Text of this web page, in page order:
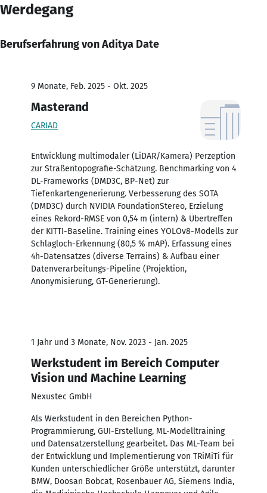
Werdegang
Berufserfahrung von Aditya Date
9 Monate, Feb. 2025 - Okt. 2025
Masterand
CARIAD
Entwicklung multimodaler (LiDAR/Kamera) Perzeption
zur Straßentopografie-Schätzung. Benchmarking von 4
DL-Frameworks (DMD3C, BP-Net) zur
Tiefenkartengenerierung. Verbesserung des SOTA
(DMD3C) durch NVIDIA FoundationStereo, Erzielung
eines Rekord-RMSE von 0,54 m (intern) & Übertreffen
der KITTI-Baseline. Training eines YOLOv8-Modells zur
Schlagloch-Erkennung (80,5 % mAP). Erfassung eines
4h-Datensatzes (diverse Terrains) & Aufbau einer
Datenverarbeitungs-Pipeline (Projektion,
Anonymisierung, GT-Generierung).
1 Jahr und 3 Monate, Nov. 2023 - Jan. 2025
Werkstudent im Bereich Computer
Vision und Machine Learning
Nexustec GmbH
Als Werkstudent in den Bereichen Python-
Programmierung, GUI-Erstellung, ML-Modelltraining
und Datensatz­erstellung gearbeitet. Das ML-Team bei
der Entwicklung und Implementierung von TRiMiTi für
Kunden unterschiedlicher Größe unterstützt, darunter
BMW, Doosan Bobcat, Rosenbauer AG, Siemens India,